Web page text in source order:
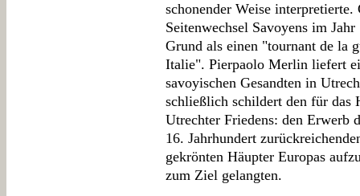
schonender Weise interpretierte.
Seitenwechsel Savoyens im
Grund als einen "tournant de la
Italie". Pierpaolo Merlin liefert
savoyischen Gesandten in
schließlich schildert den für das
Utrechter Friedens: den Erwerb
16. Jahrhundert
gekrönten Häupter Europas
zum Ziel gelangten.